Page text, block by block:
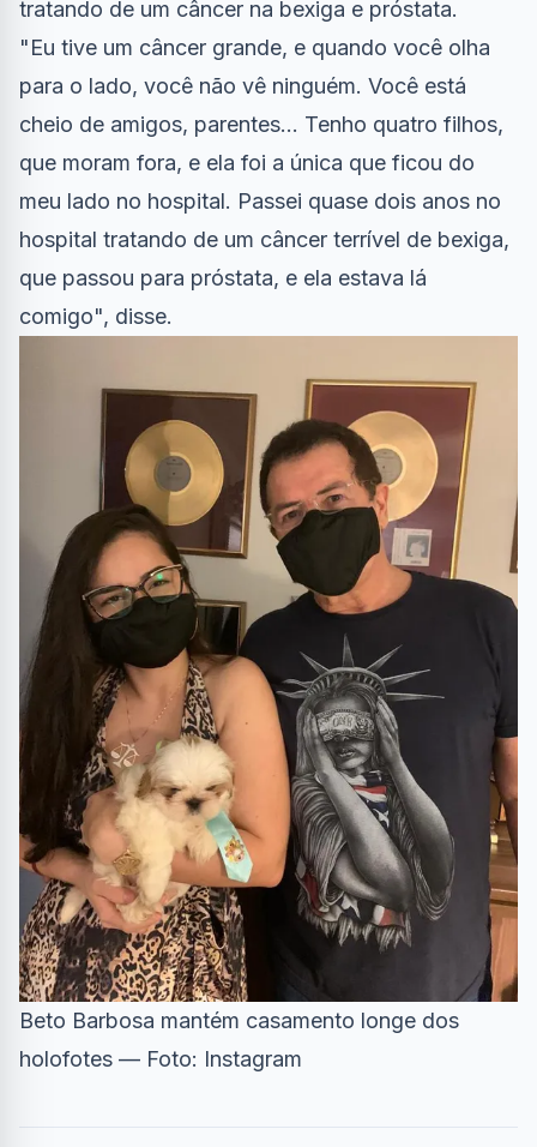
tratando de um câncer na bexiga e próstata.
"Eu tive um câncer grande, e quando você olha
para o lado, você não vê ninguém. Você está
cheio de amigos, parentes... Tenho quatro filhos,
que moram fora, e ela foi a única que ficou do
meu lado no hospital. Passei quase dois anos no
hospital tratando de um câncer terrível de bexiga,
que passou para próstata, e ela estava lá
comigo", disse.
Beto Barbosa mantém casamento longe dos
holofotes — Foto: Instagram